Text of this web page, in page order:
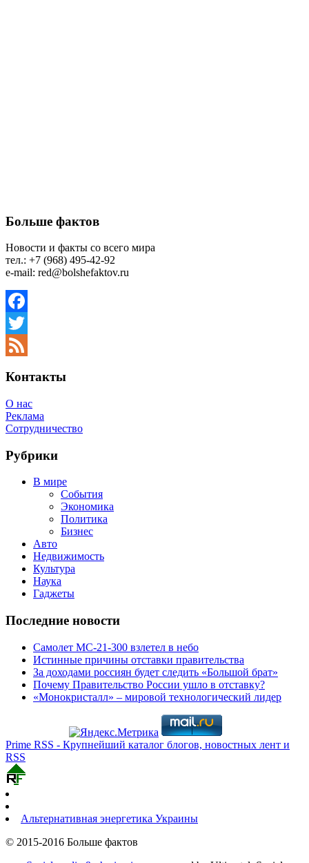
Больше фактов
Новости и факты со всего мира
тел.: +7 (968) 495-42-92
e-mail: red@bolshefaktov.ru
Facebook
Twitter
Контакты
О нас
Реклама
Сотрудничество
Рубрики
В мире
События
Экономика
Политика
Бизнес
Авто
Недвижимость
Культура
Наука
Гаджеты
Последние новости
Самолет МС-21-300 взлетел в небо
Истинные причины отставки правительства
За доходами россиян будет следить «Большой брат»
Почему Правительство России ушло в отставку?
«Монокристалл» – мировой технологический лидер
Prime RSS - Крупнейший каталог блогов, новостных лент и
RSS
Альтернативная энергетика Украины
© 2015-2016 Больше фактов